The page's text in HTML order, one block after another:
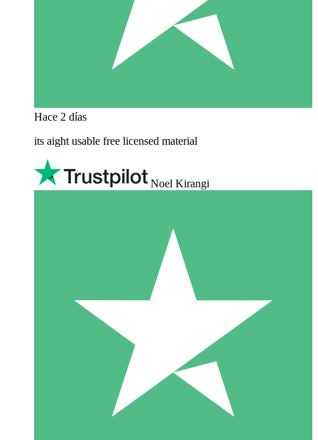
Hace 2 días
its aight usable free licensed material
Noel Kirangi